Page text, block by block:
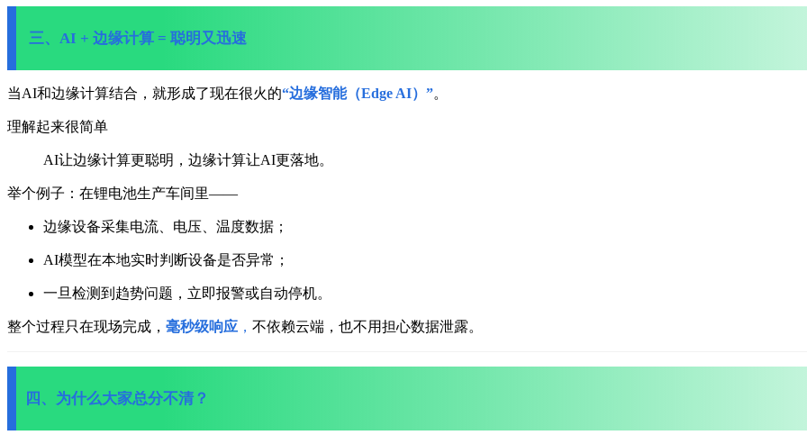
三、AI + 边缘计算 = 聪明又迅速
当AI和边缘计算结合，就形成了现在很火的“边缘智能（Edge AI） ”。
理解起来很简单
AI让边缘计算更聪明，边缘计算让AI更落地。
举个例子： 在锂电池生产车间里——
边缘设备采集电流、电压、温度数据；
AI模型在本地实时判断设备是否异常；
一旦检测到趋势问题，立即报警或自动停机。
整个过程只在现场完成， 毫秒级响应 ， 不依赖云端，也不用担心数据泄露。
四、为什么大家总分不清？